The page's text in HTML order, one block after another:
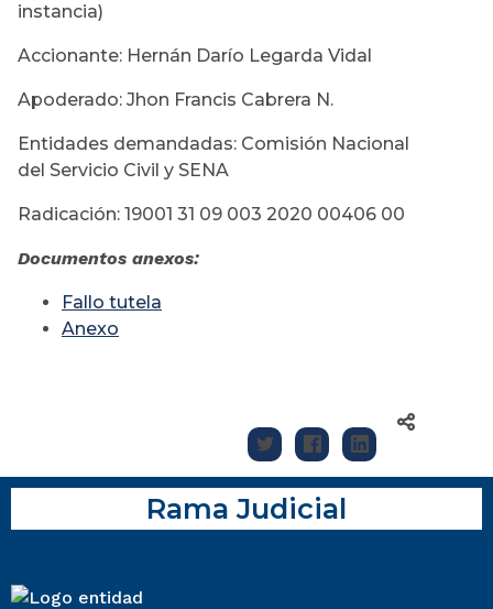
instancia)
Accionante: Hernán Darío Legarda Vidal
Apoderado: Jhon Francis Cabrera N.
Entidades demandadas: Comisión Nacional
del Servicio Civil y SENA
Radicación: 19001 31 09 003 2020 00406 00
Documentos anexos:
Fallo tutela
Anexo
Rama Judicial